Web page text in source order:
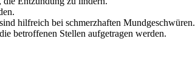
hilfreich bei schmerzhaften Mundgeschwüren.
betroffenen Stellen aufgetragen werden.